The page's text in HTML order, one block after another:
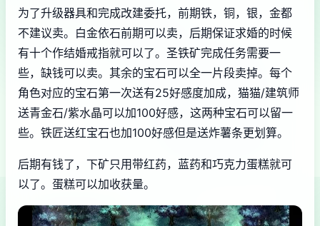
为了升级器具和完成改建委托，前期铁，铜，银，金都
不建议卖。白金依石前期可以卖，后期保证求婚的时候
有十个作结婚戒指就可以了。圣铁矿完成任务需要一
些，缺钱可以卖。其余的宝石可以全一片段卖掉。每个
角色对应的宝石第一次送有25好感度加成，猫猫/建筑师
送青金石/紫水晶可以加100好感，这两种宝石可以留一
些。铁匠送红宝石也加100好感但是送炸薯条更划算。
后期有钱了，下矿只用带红药，蓝药和巧克力蛋糕就可
以了。蛋糕可以加收获量。